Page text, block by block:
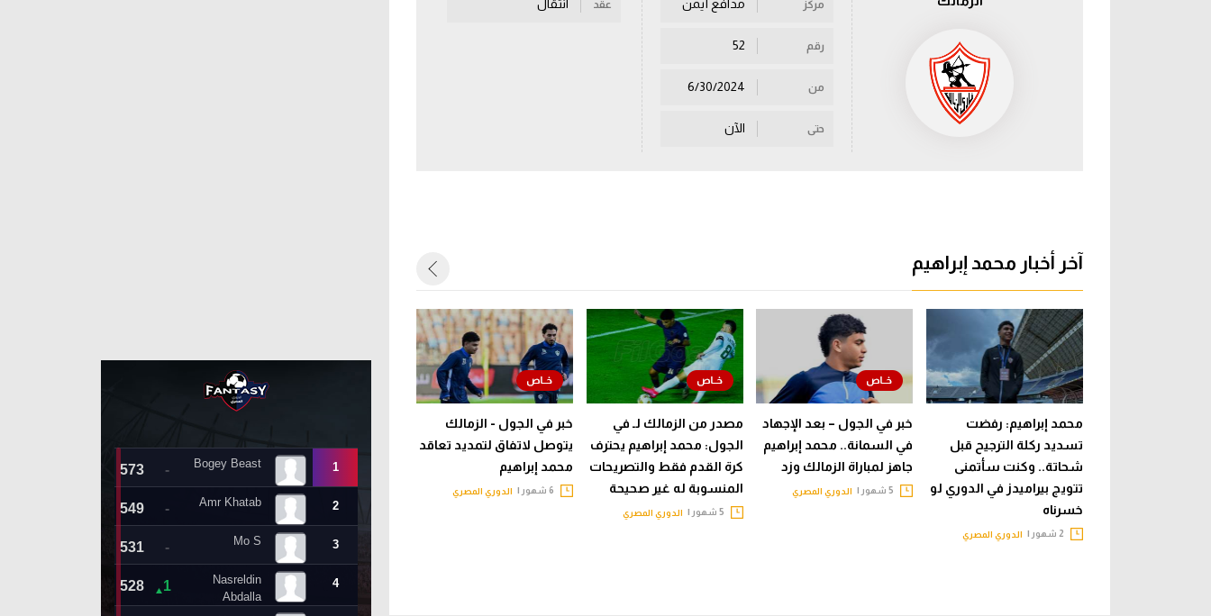
مركز مدافع أيمن
رقم
من
حتى الآن
عقد انتقال
آخر أخبار محمد إبراهيم
محمد إبراهيم: رفضت
تسديد ركلة الترجيح قبل
شحاتة.. وكنت سأتمنى
تتويج بيراميدز في الدوري لو
خسرناه
الدوري المصري
خبر في الجول – بعد الإجهاد
في السمانة.. محمد إبراهيم
جاهز لمباراة الزمالك وزد
الدوري المصري
مصدر من الزمالك لـ في
الجول: محمد إبراهيم يحترف
كرة القدم فقط والتصريحات
المنسوبة له غير صحيحة
الدوري المصري
خبر في الجول - الزمالك
يتوصل لاتفاق لتمديد تعاقد
محمد إبراهيم
الدوري المصري